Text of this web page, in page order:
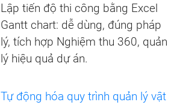
Lập tiến độ thi công bằng Excel
Gantt chart: dễ dùng, đúng pháp
lý, tích hợp Nghiệm thu 360, quản
lý hiệu quả dự án.
Tự động hóa quy trình quản lý vật